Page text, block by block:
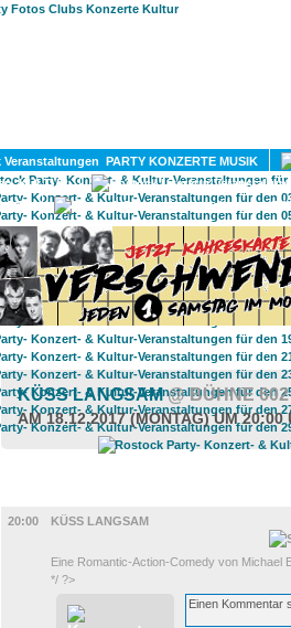
PARTY KONZERTE MUSIK
KULTUR
GAY
KÜSS LANGSAM@ BÜHNE
AM 18.12.2017 (MONTAG) UM 20:00
20:00
KÜSS LANGSAM
Eine Romantic-Action-Comedy von Michael
*/ ?>